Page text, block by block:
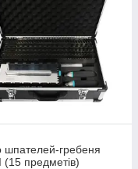
шпателей-гребеня
(15 предметів)